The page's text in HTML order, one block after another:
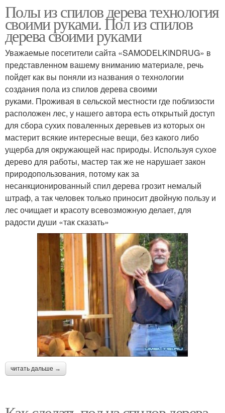
Полы из спилов дерева технология
своими руками. Пол из спилов
дерева своими руками
Уважаемые посетители сайта «SAMODELKINDRUG» в
представленном вашему вниманию материале, речь
пойдет как вы поняли из названия о технологии
создания пола из спилов дерева своими
руками. Проживая в сельской местности где поблизости
расположен лес, у нашего автора есть открытый доступ
для сбора сухих поваленных деревьев из которых он
мастерит всякие интересные вещи, без какого либо
ущерба для окружающей нас природы. Используя сухое
дерево для работы, мастер так же не нарушает закон
природопользования, потому как за
несанкционированный спил дерева грозит немалый
штраф, а так человек только приносит двойную пользу и
лес очищает и красоту всевозможную делает, для
радости души «так сказать»
читать дальше →